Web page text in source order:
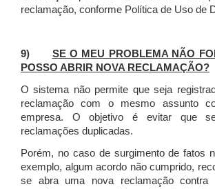
reclamação, conforme Política de Uso de
9) SE O MEU PROBLEMA NÃO
POSSO ABRIR NOVA RECLAMAÇÃO?
O sistema não permite que seja
reclamação com o mesmo assunto
empresa. O objetivo é evitar que
reclamações duplicadas.
Porém, no caso de surgimento de fatos
exemplo, algum acordo não cumprido,
se abra uma nova reclamação contra